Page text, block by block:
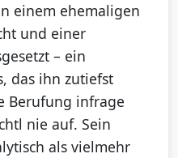
einem ehemaligen
und einer
– ein
das ihn zutiefst
Berufung infrage
nie auf. Sein
als vielmehr